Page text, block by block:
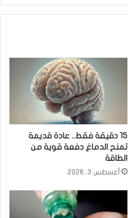
15 دقيقة فقط.. عادة قديمة
تمنح الدماغ دفعة قوية من
الطاقة
أغسطس 3, 2026